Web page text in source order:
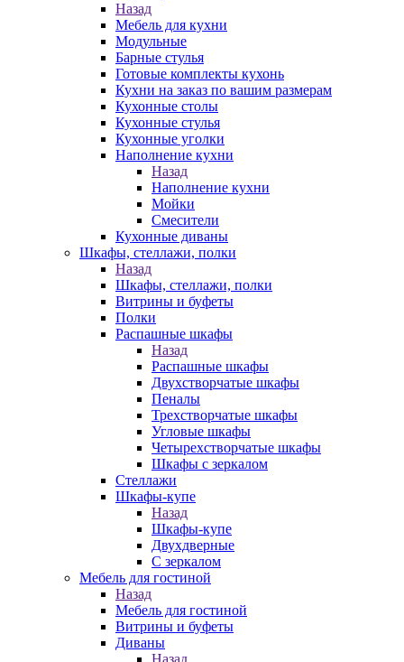
Назад
Мебель для кухни
Модульные
Барные стулья
Готовые комплекты кухонь
Кухни на заказ по вашим размерам
Кухонные столы
Кухонные стулья
Кухонные уголки
Наполнение кухни
Назад
Наполнение кухни
Мойки
Смесители
Кухонные диваны
Шкафы, стеллажи, полки
Назад
Шкафы, стеллажи, полки
Витрины и буфеты
Полки
Распашные шкафы
Назад
Распашные шкафы
Двухстворчатые шкафы
Пеналы
Трехстворчатые шкафы
Угловые шкафы
Четырехстворчатые шкафы
Шкафы с зеркалом
Стеллажи
Шкафы-купе
Назад
Шкафы-купе
Двухдверные
С зеркалом
Мебель для гостиной
Назад
Мебель для гостиной
Витрины и буфеты
Диваны
Назад